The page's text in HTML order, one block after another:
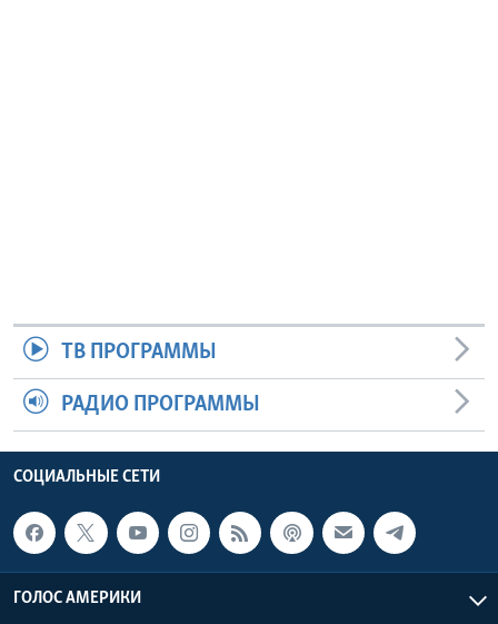
ТВ ПРОГРАММЫ
РАДИО ПРОГРАММЫ
СОЦИАЛЬНЫЕ СЕТИ
ГОЛОС АМЕРИКИ